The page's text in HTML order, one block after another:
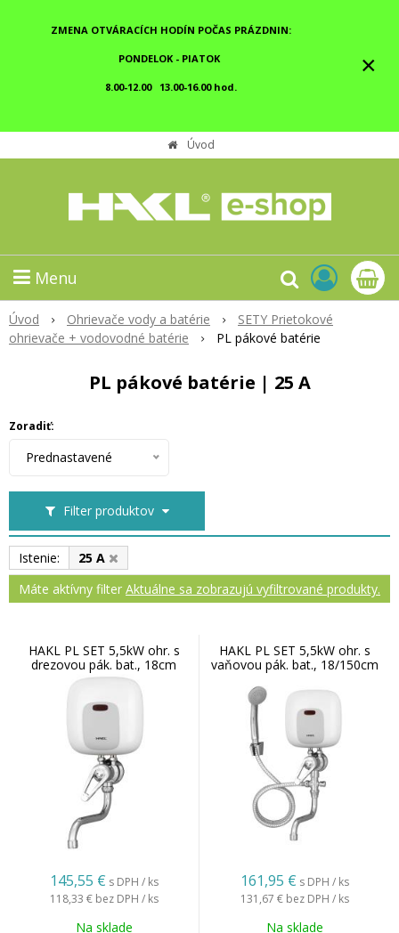
ZMENA OTVÁRACÍCH HODÍN POČAS PRÁZDNIN:
PONDELOK - PIATOK
8.00-12.00 13.00-16.00 hod.
×
Úvod
Menu
Úvod Ohrievače vody a batérie
SETY Prietokové
ohrievače + vodovodné batérie
PL pákové batérie
PL pákové batérie | 25 A
Filter produktov
Zoradiť:
Prednastavené
Istenie:
25 A
Máte aktívny filter Aktuálne sa zobrazujú vyfiltrované produkty.
HAKL PL SET 5,5kW ohr. s
drezovou pák. bat., 18cm
IconicLine
145,55 € s DPH / ks
118,33 € bez DPH / ks
Na sklade
HAKL PL SET 5,5kW ohr. s
vaňovou pák. bat., 18/150cm
IconicLine
161,95 € s DPH / ks
131,67 € bez DPH / ks
Na sklade